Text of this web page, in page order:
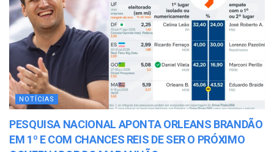
NOTÍCIAS
PESQUISA NACIONAL APONTA ORLEANS BRANDÃO
EM 1º E COM CHANCES REIS DE SER O PRÓXIMO